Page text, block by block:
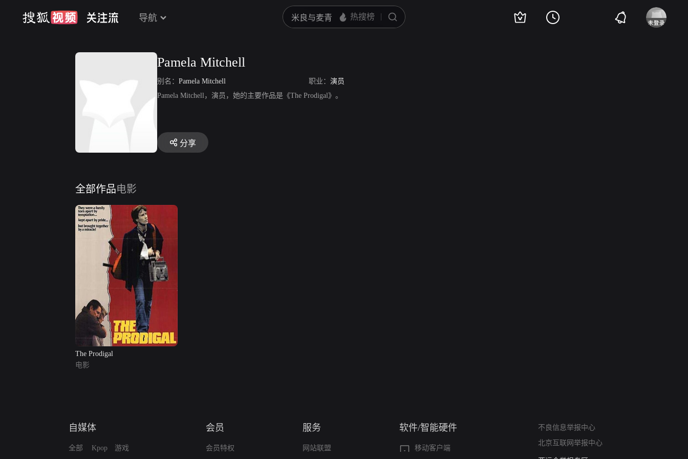
导航
Pamela Mitchell
别名： Pamela Mitchell 职业： 演员
Pamela Mitchell，演员，她的主要作品是《The Prodigal》。
分享
全部作品电影
The Prodigal
电影
自媒体
全部 Kpop 游戏
会员
会员特权
服务
网站联盟
软件/智能硬件
移动客户端
不良信息举报中心
北京互联网举报中心
算法推荐专项举报